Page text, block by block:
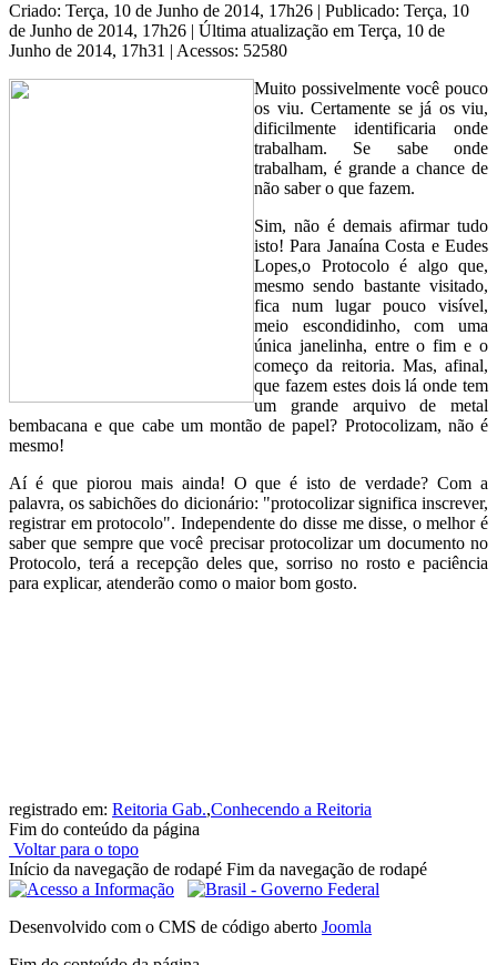
Criado: Terça, 10 de Junho de 2014, 17h26 | Publicado: Terça, 10
de Junho de 2014, 17h26 | Última atualização em Terça, 10 de
Junho de 2014, 17h31 | Acessos: 52580
Muito possivelmente você pouco
os viu. Certamente se já os viu,
dificilmente identificaria onde
trabalham. Se sabe onde
trabalham, é grande a chance de
não saber o que fazem.
Sim, não é demais afirmar tudo
isto! Para Janaína Costa e Eudes
Lopes,o Protocolo é algo que,
mesmo sendo bastante visitado,
fica num lugar pouco visível,
meio escondidinho, com uma
única janelinha, entre o fim e o
começo da reitoria. Mas, afinal,
que fazem estes dois lá onde tem
um grande arquivo de metal
bembacana e que cabe um montão de papel? Protocolizam, não é
mesmo!
Aí é que piorou mais ainda! O que é isto de verdade? Com a
palavra, os sabichões do dicionário: "protocolizar significa inscrever,
registrar em protocolo". Independente do disse me disse, o melhor é
saber que sempre que você precisar protocolizar um documento no
Protocolo, terá a recepção deles que, sorriso no rosto e paciência
para explicar, atenderão como o maior bom gosto.
registrado em: Reitoria Gab.,Conhecendo a Reitoria
Fim do conteúdo da página
Voltar para o topo
Início da navegação de rodapé Fim da navegação de rodapé
Desenvolvido com o CMS de código aberto Joomla